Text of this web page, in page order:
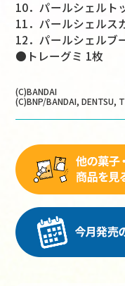
10．パールシェルト
11．パールシェルス
12．パールシェルブ
●トレーグミ 1枚
(C)BANDAI
(C)BNP/BANDAI, DENTSU,